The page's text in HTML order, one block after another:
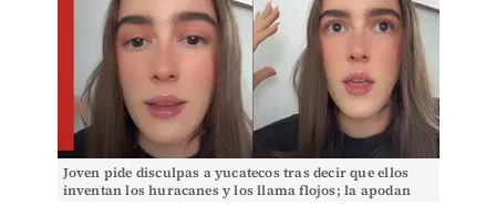
Joven pide disculpas a yucatecos tras decir que ellos
inventan los huracanes y los llama flojos; la apodan